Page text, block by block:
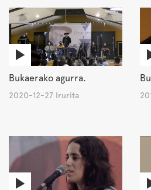
Bukaerako agurra.
2020-12-27 Irurita